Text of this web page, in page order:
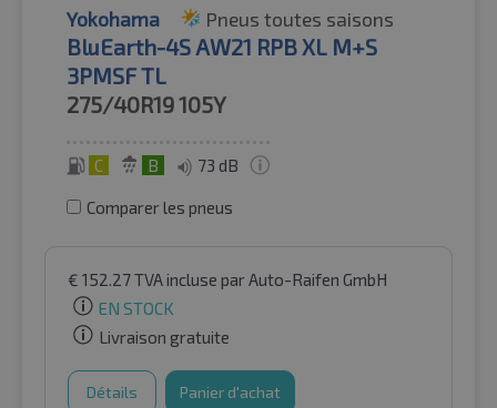
Yokohama Pneus toutes saisons
BluEarth-4S AW21 RPB XL M+S
3PMSF TL
275/40R19105Y
C B 73 dB
Comparer les pneus
€ 152.27TVA incluse par Auto-Raifen GmbH
EN STOCK
Livraison gratuite
Détails Panier d'achat